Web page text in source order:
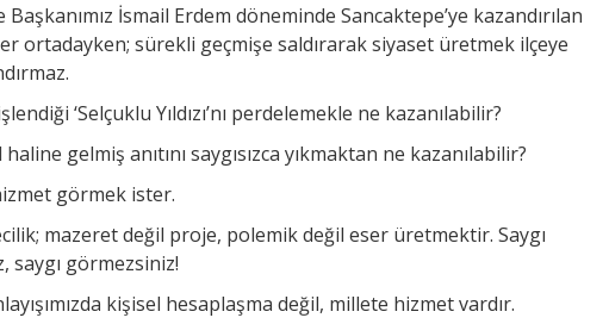
İsmail Erdem döneminde Sancaktepe’ye kazandırılan
ortadayken; sürekli geçmişe saldırarak siyaset üretmek ilçeye
‘Selçuklu Yıldızı’nı perdelemekle ne kazanılabilir?
gelmiş anıtını saygısızca yıkmaktan ne kazanılabilir?
görmek ister.
mazeret değil proje, polemik değil eser üretmektir. Saygı
saygı görmezsiniz!
kişisel hesaplaşma değil, millete hizmet vardır.